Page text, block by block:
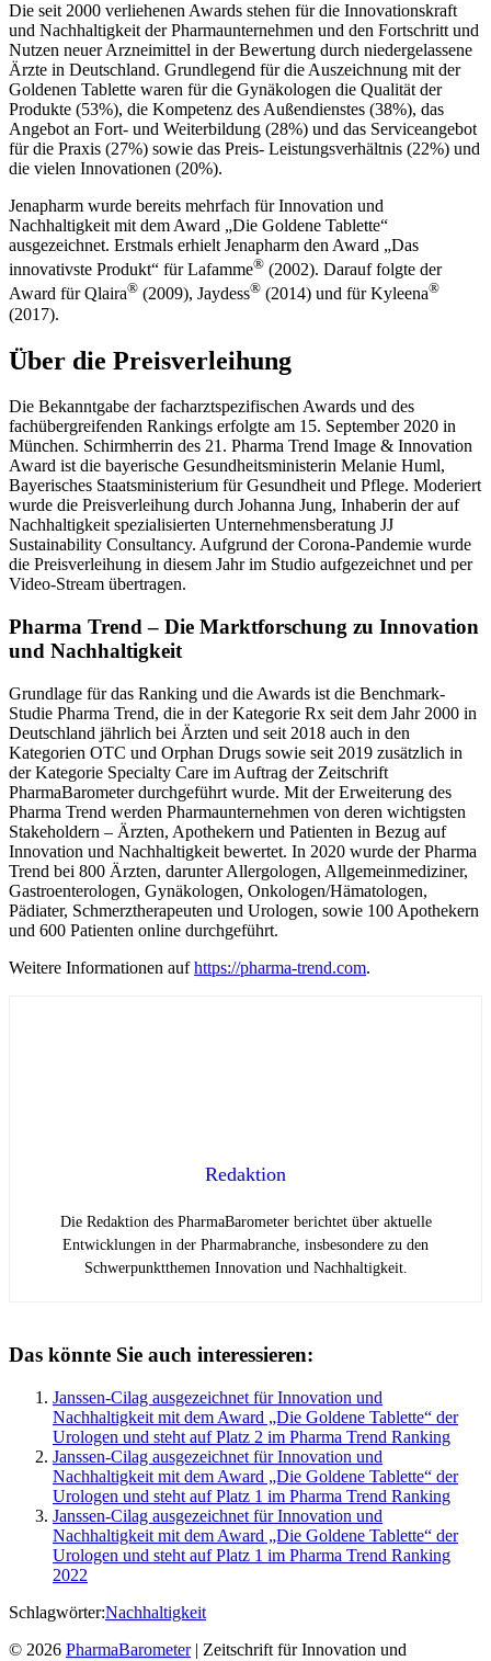
Die seit 2000 verliehenen Awards stehen für die Innovationskraft
und Nachhaltigkeit der Pharmaunternehmen und den Fortschritt und
Nutzen neuer Arzneimittel in der Bewertung durch niedergelassene
Ärzte in Deutschland. Grundlegend für die Auszeichnung mit der
Goldenen Tablette waren für die Gynäkologen die Qualität der
Produkte (53%), die Kompetenz des Außendienstes (38%), das
Angebot an Fort- und Weiterbildung (28%) und das Serviceangebot
für die Praxis (27%) sowie das Preis- Leistungsverhältnis (22%) und
die vielen Innovationen (20%).
Jenapharm wurde bereits mehrfach für Innovation und
Nachhaltigkeit mit dem Award „Die Goldene Tablette“
ausgezeichnet. Erstmals erhielt Jenapharm den Award „Das
innovativste Produkt“ für Lafamme® (2002). Darauf folgte der
Award für Qlaira® (2009), Jaydess® (2014) und für Kyleena®
(2017).
Über die Preisverleihung
Die Bekanntgabe der facharztspezifischen Awards und des
fachübergreifenden Rankings erfolgte am 15. September 2020 in
München. Schirmherrin des 21. Pharma Trend Image & Innovation
Award ist die bayerische Gesundheitsministerin Melanie Huml,
Bayerisches Staatsministerium für Gesundheit und Pflege. Moderiert
wurde die Preisverleihung durch Johanna Jung, Inhaberin der auf
Nachhaltigkeit spezialisierten Unternehmensberatung JJ
Sustainability Consultancy. Aufgrund der Corona-Pandemie wurde
die Preisverleihung in diesem Jahr im Studio aufgezeichnet und per
Video-Stream übertragen.
Pharma Trend – Die Marktforschung zu Innovation
und Nachhaltigkeit
Grundlage für das Ranking und die Awards ist die Benchmark-
Studie Pharma Trend, die in der Kategorie Rx seit dem Jahr 2000 in
Deutschland jährlich bei Ärzten und seit 2018 auch in den
Kategorien OTC und Orphan Drugs sowie seit 2019 zusätzlich in
der Kategorie Specialty Care im Auftrag der Zeitschrift
PharmaBarometer durchgeführt wurde. Mit der Erweiterung des
Pharma Trend werden Pharmaunternehmen von deren wichtigsten
Stakeholdern – Ärzten, Apothekern und Patienten in Bezug auf
Innovation und Nachhaltigkeit bewertet. In 2020 wurde der Pharma
Trend bei 800 Ärzten, darunter Allergologen, Allgemeinmediziner,
Gastroenterologen, Gynäkologen, Onkologen/Hämatologen,
Pädiater, Schmerztherapeuten und Urologen, sowie 100 Apothekern
und 600 Patienten online durchgeführt.
Weitere Informationen aufhttps://pharma-trend.com.
Redaktion
Die Redaktion des PharmaBarometer berichtet über aktuelle
Entwicklungen in der Pharmabranche, insbesondere zu den
Schwerpunktthemen Innovation und Nachhaltigkeit.
Das könnte Sie auch interessieren:
Janssen-Cilag ausgezeichnet für Innovation und
Nachhaltigkeit mit dem Award „Die Goldene Tablette“ der
Urologen und steht auf Platz 2 im Pharma Trend Ranking
Janssen-Cilag ausgezeichnet für Innovation und
Nachhaltigkeit mit dem Award „Die Goldene Tablette“ der
Urologen und steht auf Platz 1 im Pharma Trend Ranking
Janssen-Cilag ausgezeichnet für Innovation und
Nachhaltigkeit mit dem Award „Die Goldene Tablette“ der
Urologen und steht auf Platz 1 im Pharma Trend Ranking
2022
Schlagwörter:Nachhaltigkeit
© 2026 PharmaBarometer| Zeitschrift für Innovation und